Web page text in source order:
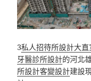
3私人招待所設計大
牙醫診所設計的河北
所設計客變設計建設